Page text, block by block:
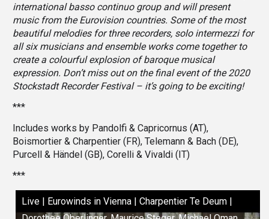
international basso continuo group and will present
music from the Eurovision countries. Some of the most
beautiful melodies for three recorders, solo intermezzi for
all six musicians and ensemble works come together to
create a colourful explosion of baroque musical
expression. Don’t miss out on the final event of the 2020
Stockstadt Recorder Festival – it’s going to be exciting!
***
Includes works by Pandolfi & Capricornus (AT),
Boismortier & Charpentier (FR), Telemann & Bach (DE),
Purcell & Händel (GB), Corelli & Vivaldi (IT)
***
Live | Eurowinds in Vienna | Charpentier Te Deum |